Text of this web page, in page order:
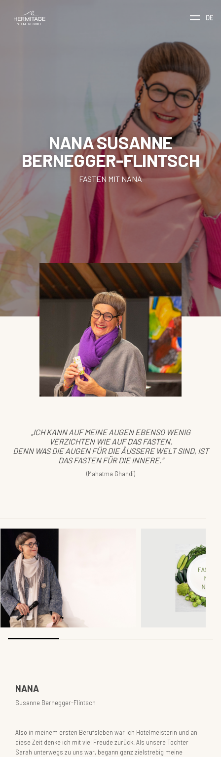
DE
NANA SUSANNE
BERNEGGER-FLINTSCH
FASTEN MIT NANA
„ICH KANN AUF MEINE AUGEN EBENSO WENIG
VERZICHTEN WIE AUF DAS FASTEN.
DENN WAS DIE AUGEN FÜR DIE ÄUSSERE WELT SIND, IST D
AS FASTEN FÜR DIE INNERE.“
(Mahatma Ghandi)
NANA
Susanne Bernegger-Flintsch
Also in meinem ersten Berufsleben war ich Hotelmeisterin und an
diese Zeit denke ich mit viel Freude zurück. Als unsere Tochter
Sarah unterwegs zu uns war, begann ganz zielstrebig meine